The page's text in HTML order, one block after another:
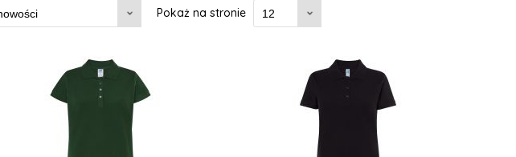
Pokaż na stronie